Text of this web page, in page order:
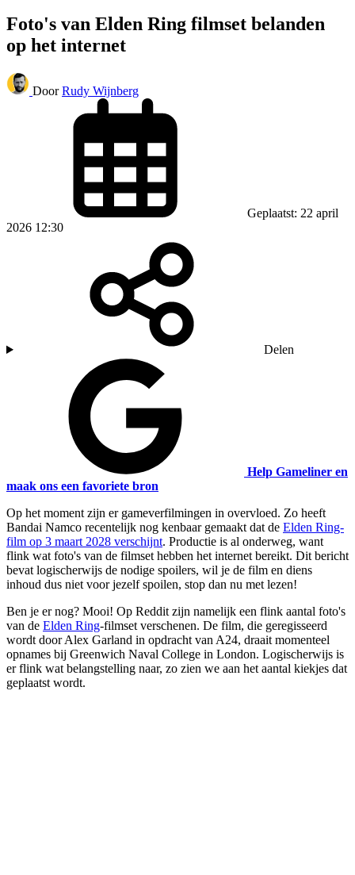
Foto's van Elden Ring filmset belanden
op het internet
Door Rudy Wijnberg
Geplaatst: 22 april
2026 12:30
Delen
Help Gameliner en
maak ons een favoriete bron
Op het moment zijn er gameverfilmingen in overvloed. Zo heeft
Bandai Namco recentelijk nog kenbaar gemaakt dat de Elden Ring-
film op 3 maart 2028 verschijnt. Productie is al onderweg, want
flink wat foto's van de filmset hebben het internet bereikt. Dit bericht
bevat logischerwijs de nodige spoilers, wil je de film en diens
inhoud dus niet voor jezelf spoilen, stop dan nu met lezen!
Ben je er nog? Mooi! Op Reddit zijn namelijk een flink aantal foto's
van de Elden Ring-filmset verschenen. De film, die geregisseerd
wordt door Alex Garland in opdracht van A24, draait momenteel
opnames bij Greenwich Naval College in London. Logischerwijs is
er flink wat belangstelling naar, zo zien we aan het aantal kiekjes dat
geplaatst wordt.